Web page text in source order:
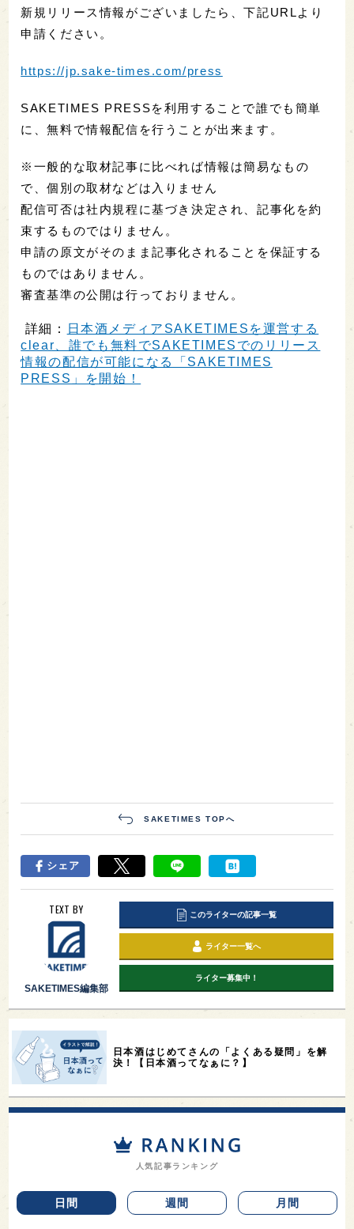
新規リリース情報がございましたら、下記URLより
申請ください。
https://jp.sake-times.com/press
SAKETIMES PRESSを利用することで誰でも簡単
に、無料で情報配信を行うことが出来ます。
※一般的な取材記事に比べれば情報は簡易なもの
で、個別の取材などは入りません
配信可否は社内規程に基づき決定され、記事化を約
束するものではりません。
申請の原文がそのまま記事化されることを保証する
ものではありません。
審査基準の公開は行っておりません。
詳細：
日本酒メディアSAKETIMESを運営する
clear、誰でも無料でSAKETIMESでのリリース
情報の配信が可能になる「SAKETIMES
PRESS」を開始！
SAKETIMES TOPへ
シェア
TEXT BY
SAKETIMES編集部
このライターの記事一覧
ライター一覧へ
ライター募集中！
日本酒はじめてさんの「よくある疑問」を解
決！【日本酒ってなぁに？】
人気記事ランキング
日間 週間 月間